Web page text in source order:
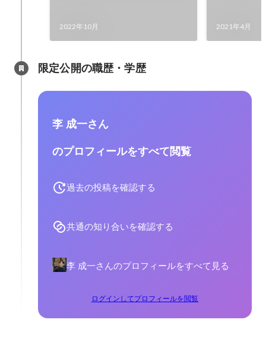
2022年10月 2021年4月
限定公開の職歴・学歴
李 成一さん
のプロフィールをすべて閲覧
過去の投稿を確認する
共通の知り合いを確認する
李 成一さんのプロフィールをすべて見る
ログインしてプロフィールを閲覧